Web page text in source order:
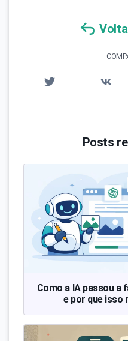
Posts
Como a IA passou a
e por que isso